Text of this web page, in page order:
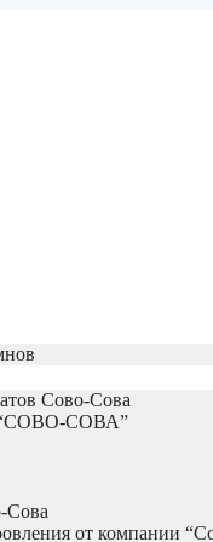
Сово-Сова
“СОВО-СОВА”
Сова
от компании